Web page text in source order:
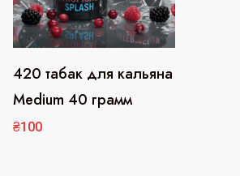
420 табак для кальяна
Medium 40 грамм
₴100
Этот
товар
имеет